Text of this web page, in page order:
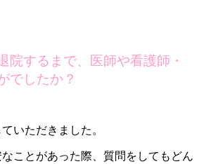
院するまで、医師や看護師・
でしたか？
いただきました。
ことがあった際、質問をしてもどん